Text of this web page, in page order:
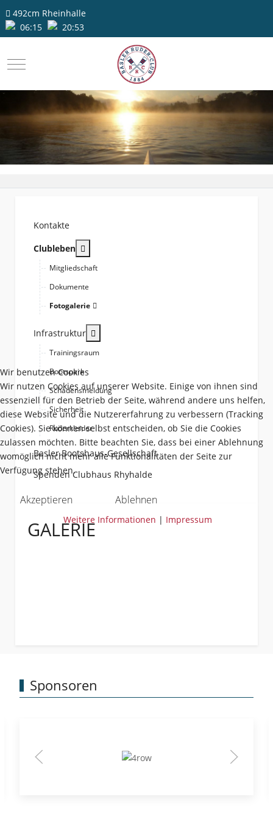
492cm Rheinhalle
06:15
20:53
Mobile Menu Toggle
Kontakte
Clubleben
Mitgliedschaft
Dokumente
Fotogalerie
Infrastruktur
Trainingsraum
Bootspark
Schadensmeldung
Sicherheit
Ruderkleider
Basler Bootshaus-Gesellschaft
Spenden Clubhaus Rhyhalde
GALERIE
Sponsoren
Wir benutzen Cookies
Wir nutzen Cookies auf unserer Website. Einige von ihnen sind
essenziell für den Betrieb der Seite, während andere uns helfen,
diese Website und die Nutzererfahrung zu verbessern (Tracking
Cookies). Sie können selbst entscheiden, ob Sie die Cookies
zulassen möchten. Bitte beachten Sie, dass bei einer Ablehnung
womöglich nicht mehr alle Funktionalitäten der Seite zur
Verfügung stehen.
Akzeptieren Ablehnen
Weitere Informationen | Impressum